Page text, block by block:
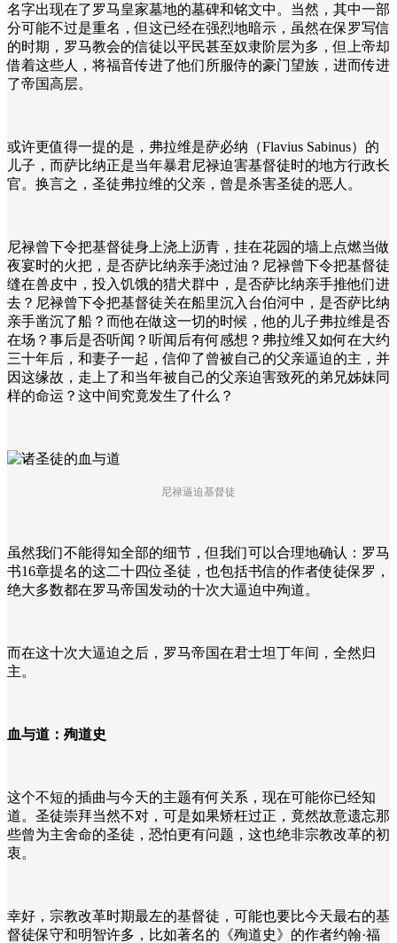
名字出现在了罗马皇家墓地的墓碑和铭文中。当然，其中一部
分可能不过是重名，但这已经在强烈地暗示，虽然在保罗写信
的时期，罗马教会的信徒以平民甚至奴隶阶层为多，但上帝却
借着这些人，将福音传进了他们所服侍的豪门望族，进而传进
了帝国高层。
或许更值得一提的是，弗拉维是萨必纳（Flavius Sabinus）的
儿子，而萨比纳正是当年暴君尼禄迫害基督徒时的地方行政长
官。换言之，圣徒弗拉维的父亲，曾是杀害圣徒的恶人。
尼禄曾下令把基督徒身上浇上沥青，挂在花园的墙上点燃当做
夜宴时的火把，是否萨比纳亲手浇过油？尼禄曾下令把基督徒
缝在兽皮中，投入饥饿的猎犬群中，是否萨比纳亲手推他们进
去？尼禄曾下令把基督徒关在船里沉入台伯河中，是否萨比纳
亲手凿沉了船？而他在做这一切的时候，他的儿子弗拉维是否
在场？事后是否听闻？听闻后有何感想？弗拉维又如何在大约
三十年后，和妻子一起，信仰了曾被自己的父亲逼迫的主，并
因这缘故，走上了和当年被自己的父亲迫害致死的弟兄姊妹同
样的命运？这中间究竟发生了什么？
尼禄逼迫基督徒
虽然我们不能得知全部的细节，但我们可以合理地确认：罗马
书16章提名的这二十四位圣徒，也包括书信的作者使徒保罗，
绝大多数都在罗马帝国发动的十次大逼迫中殉道。
而在这十次大逼迫之后，罗马帝国在君士坦丁年间，全然归
主。
血与道：殉道史
这个不短的插曲与今天的主题有何关系，现在可能你已经知
道。圣徒崇拜当然不对，可是如果矫枉过正，竟然故意遗忘那
些曾为主舍命的圣徒，恐怕更有问题，这也绝非宗教改革的初
衷。
幸好，宗教改革时期最左的基督徒，可能也要比今天最右的基
督徒保守和明智许多，比如著名的《殉道史》的作者约翰·福